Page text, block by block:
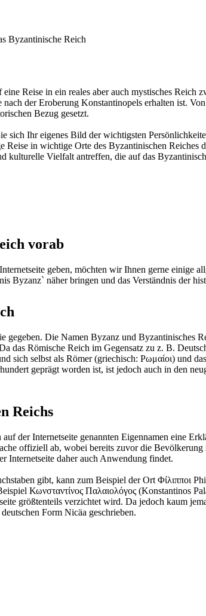
Byzantinische Reich
Reise in ein reales aber auch mystisches
der Eroberung Konstantinopels erhalten ist.
Bezug gesetzt.
sich Ihr eigenes Bild der wichtigsten
in wichtige Orte des Byzantinischen
Vielfalt antreffen, die auf das
vorab
geben, möchten wir Ihnen gerne einige
Byzanz` näher bringen und das Verständnis der
gegeben. Die Namen Byzanz und
das Römische Reich im Gegensatz zu z. B.
sich selbst als Römer (griechisch: Ρωμαίοι) und
geprägt worden ist, ist jedoch auch in den
Reichs
der Internetseite genannten Eigennamen eine
offiziell ab, wobei bereits zuvor die
Internetseite daher auch Anwendung findet.
gibt, kann zum Beispiel der Ort Φίλιπποι
Κωνσταντίνος Παλαιολόγος (Konstantinos
größtenteils verzichtet wird. Da jedoch kaum
Form Nicäa geschrieben.